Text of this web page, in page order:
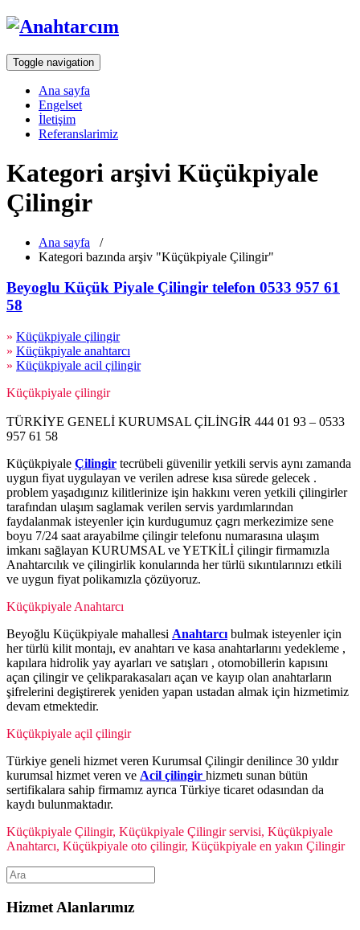
Toggle navigation
Ana sayfa
Engelset
İletişim
Referanslarimiz
Kategori arşivi Küçükpiyale
Çilingir
Ana sayfa /
Kategori bazında arşiv "Küçükpiyale Çilingir"
Beyoglu Küçük Piyale Çilingir telefon 0533 957 61
58
» Küçükpiyale çilingir
» Küçükpiyale anahtarcı
» Küçükpiyale acil çilingir
Küçükpiyale çilingir
TÜRKİYE GENELİ KURUMSAL ÇİLİNGİR 444 01 93 – 0533
957 61 58
Küçükpiyale Çilingir tecrübeli güvenilir yetkili servis aynı zamanda
uygun fiyat uygulayan ve verilen adrese kısa sürede gelecek .
problem yaşadıgınız kilitlerinize işin hakkını veren yetkili çilingirler
tarafından ulaşım saglamak verilen servis yardımlarından
faydalanmak isteyenler için kurdugumuz çagrı merkezimize sene
boyu 7/24 saat arayabilme çilingir telefonu numarasına ulaşım
imkanı sağlayan KURUMSAL ve YETKİLİ çilingir firmamızla
Anahtarcılık ve çilingirlik konularında her türlü sıkıntılarınızı etkili
ve uygun fiyat polikamızla çözüyoruz.
Küçükpiyale Anahtarcı
Beyoğlu Küçükpiyale mahallesi Anahtarcı bulmak isteyenler için
her türlü kilit montajı, ev anahtarı ve kasa anahtarlarını yedekleme ,
kapılara hidrolik yay ayarları ve satışları , otomobillerin kapısını
açan çilingir ve çelikparakasaları açan ve kayıp olan anahtarların
şifrelerini degiştirerek yeniden yapan ustadan almak için hizmetimiz
devam etmektedir.
Küçükpiyale açil çilingir
Türkiye geneli hizmet veren Kurumsal Çilingir denilince 30 yıldır
kurumsal hizmet veren ve Acil çilingir hizmetı sunan bütün
sertifikalara sahip firmamız ayrıca Türkiye ticaret odasından da
kaydı bulunmaktadır.
Küçükpiyale Çilingir, Küçükpiyale Çilingir servisi, Küçükpiyale
Anahtarcı, Küçükpiyale oto çilingir, Küçükpiyale en yakın Çilingir
Hizmet Alanlarımız